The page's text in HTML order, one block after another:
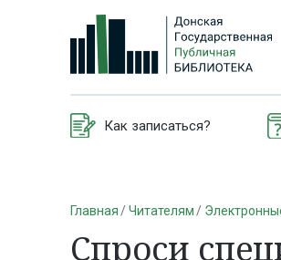
Как записаться?
Главная Читателям
Спроси